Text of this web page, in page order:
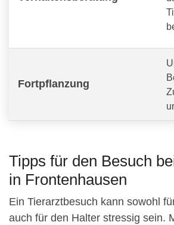
Fortpflanzung
Tipps für den Besuch
in Frontenhausen
Ein Tierarztbesuch kann sowohl
auch für den Halter stressig sein.